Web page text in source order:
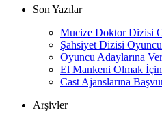
Son Yazılar
Mucize Doktor Dizisi
Şahsiyet Dizisi Oyuncu
Oyuncu Adaylarına
El Mankeni Olmak
Cast Ajanslarına
Arşivler